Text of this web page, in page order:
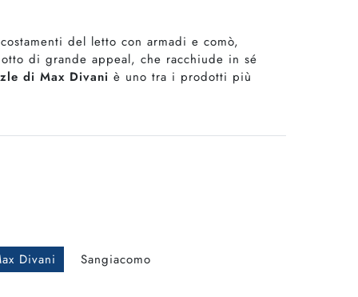
del letto con armadi e comò,
di grande appeal, che racchiude in sé
di Max Divani è uno tra i prodotti più
Divani Sangiacomo